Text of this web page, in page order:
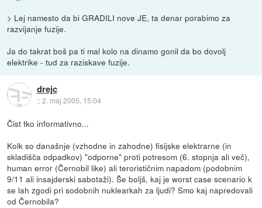
> Lej namesto da bi GRADILI nove JE, ta denar porabimo za
razvijanje fuzije.
Ja do takrat boš pa ti mal kolo na dinamo gonil da bo dovolj
elektrike - tud za raziskave fuzije.
drejc
::2. maj 2005, 15:04
Čist tko informativno...
Kolk so današnje (vzhodne in zahodne) fisijske elektrarne (in
skladišča odpadkov) "odporne" proti potresom (6. stopnja ali več),
human error (Černobil like) ali terorističnim napadom (podobnim
9/11 ali insajderski sabotaži). Še boljš, kaj je worst case scenario k
se lah zgodi pri sodobnih nuklearkah za ljudi? Smo kaj napredovali
od Černobila?